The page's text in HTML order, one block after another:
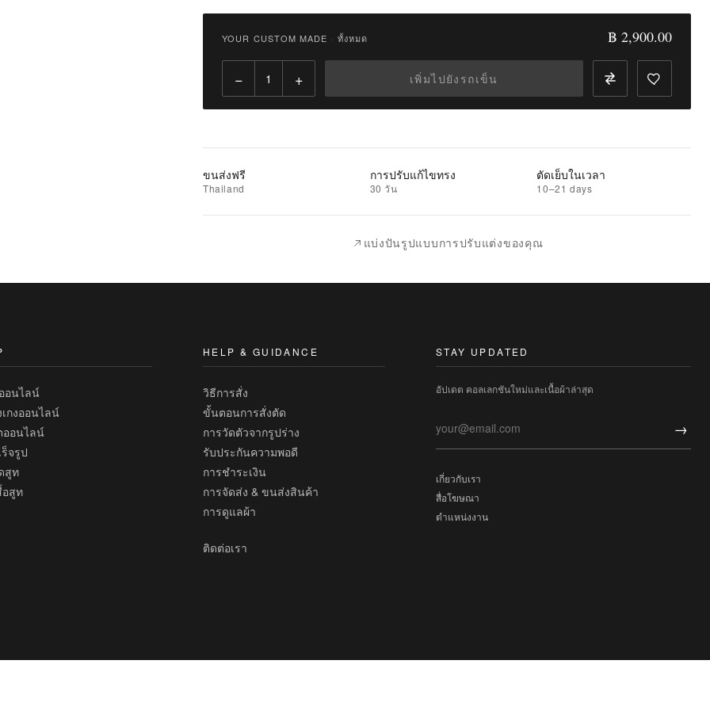
Qty:
เพิ่ม
รายการ
เปรียบ
เทียบ
YOUR CUSTOM MADE · ทั้งหมด ฿ 2,900.00
− + เพิ่มไปยังรถเข็น
ขนส่งฟรี
Thailand
การปรับแก้ไขทรง
30 วัน
ตัดเย็บในเวลา
10–21 days
แบ่งปันรูปแบบการปรับแต่งของคุณ
อนไลน์
กงออนไลน์
ออนไลน์
จรูป
สูท
อสูท
HELP & GUIDANCE
วิธีการสั่ง
ขั้นตอนการสั่งตัด
การวัดตัวจากรูปร่าง
รับประกันความพอดี
การชำระเงิน
การจัดส่ง & ขนส่งสินค้า
การดูแลผ้า
ติดต่อเรา
STAY UPDATED
อัปเดต คอลเลกชันใหม่และเนื้อผ้าล่าสุด
→
เกี่ยวกับเรา
สื่อโฆษณา
ตำแหน่งงาน